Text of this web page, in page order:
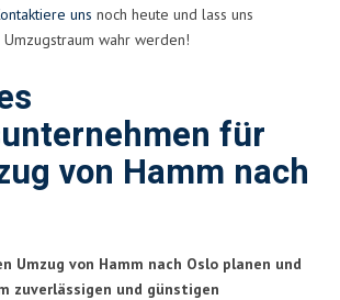
uns noch heute und lass uns
wahr werden!
für
von Hamm nach
Umzug von Hamm nach Oslo planen und
zuverlässigen und günstigen